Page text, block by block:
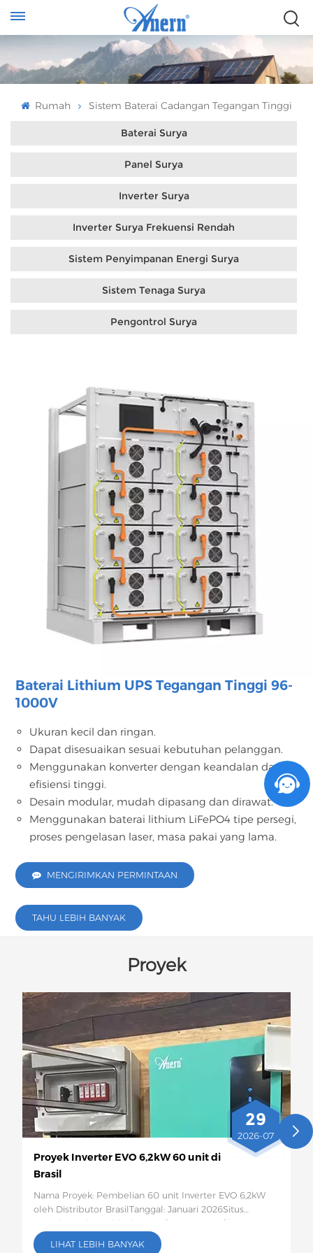
Rumah Sistem Baterai Cadangan Tegangan Tinggi
Baterai Surya
Panel Surya
Inverter Surya
Inverter Surya Frekuensi Rendah
Sistem Penyimpanan Energi Surya
Sistem Tenaga Surya
Pengontrol Surya
Baterai Lithium UPS Tegangan Tinggi 96-
1000V
Ukuran kecil dan ringan.
Dapat disesuaikan sesuai kebutuhan pelanggan.
Menggunakan konverter dengan keandalan dan
efisiensi tinggi.
Desain modular, mudah dipasang dan dirawat.
Menggunakan baterai lithium LiFePO4 tipe persegi,
proses pengelasan laser, masa pakai yang lama.
MENGIRIMKAN PERMINTAAN
TAHU LEBIH BANYAK
Proyek
29
2026-07
Proyek Inverter EVO 6,2kW 60 unit di
Brasil
Nama Proyek: Pembelian 60 unit Inverter EVO 6,2kW
oleh Distributor BrasilTanggal: Januari 2026Situs
Proyek:Brazil Jumlah dan Konfigurasi Spesifik: 60
Inverter Surya EVO 6,2kWDeskripsi Proyek:Sebanyak 60
LIHAT LEBIH BANYAK